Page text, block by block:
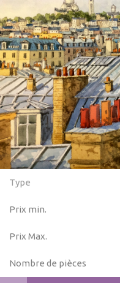
Type
Prix min.
Prix Max.
Nombre de pièces